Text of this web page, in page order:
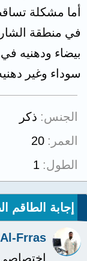
أما مشكلة
في منطقة
بيضاء ودهنيه
سوداء وغير
الجنس ذكر
العمر
20
الطول 1
إجابة الطاقم
Frras